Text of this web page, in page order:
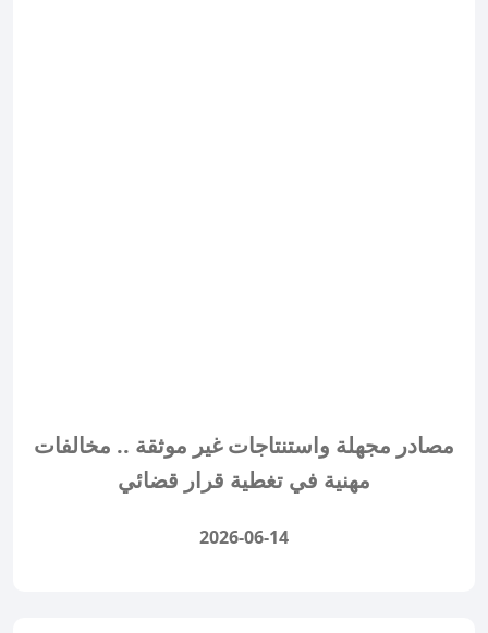
مصادر مجهلة واستنتاجات غير موثقة .. مخالفات
مهنية في تغطية قرار قضائي
2026-06-14